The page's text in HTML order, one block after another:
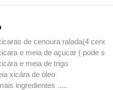
de cenoura ralada(4
e meia de açucar ( pode
e meia de trigo
xicára de óleo
ingredientes .....